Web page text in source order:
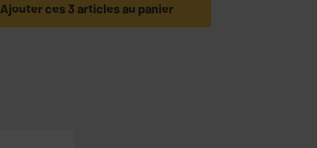
Ajouter ces 3 articles au panier